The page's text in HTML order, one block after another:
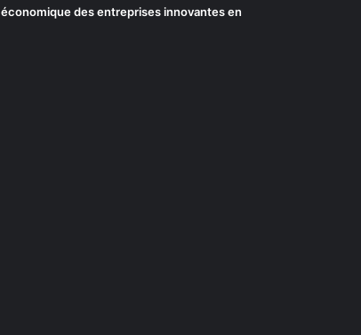
des entreprises innovantes en